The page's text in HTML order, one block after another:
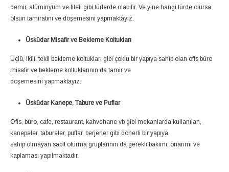
demir, alüminyum ve fileli gibi türlerde olabilir. Ve yine hangi türde olursa
olsun tamiratını ve döşemesini yapmaktayız.
Üsküdar Misafir ve Bekleme Koltukları
Üçlü, ikili, tekli bekleme koltukları gibi çoklu bir yapıya sahip olan ofis büro
misafir ve bekleme koltuklarının da tamir ve
döşemesini yapmaktayız.
Üsküdar Kanepe, Tabure ve Puflar
Ofis, büro, cafe, restaurant, kahvehane vb gibi mekanlarda kullanılan,
kanepeler, tabureler, puflar, berjerler gibi dönerli bir yapıya
sahip olmayan sabit oturma gruplarının da gerekli bakımı, onarımı ve
kaplaması yapılmaktadır.